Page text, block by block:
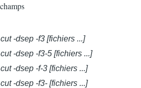
champs
cut -dsep -f3 [fichiers ...]
cut -dsep -f3-5 [fichiers ...]
cut -dsep -f-3 [fichiers ...]
cut -dsep -f3- [fichiers ...]